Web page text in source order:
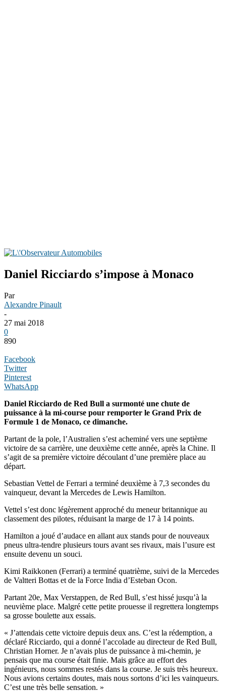
Daniel Ricciardo s’impose à Monaco
Par
Alexandre Pinault
-
27 mai 2018
0
890
Facebook
Twitter
Pinterest
WhatsApp
Daniel Ricciardo de Red Bull a surmonté une chute de
puissance à la mi-course pour remporter le Grand Prix de
Formule 1 de Monaco, ce dimanche.
Partant de la pole, l’Australien s’est acheminé vers une septième
victoire de sa carrière, une deuxième cette année, après la Chine. Il
s’agit de sa première victoire découlant d’une première place au
départ.
Sebastian Vettel de Ferrari a terminé deuxième à 7,3 secondes du
vainqueur, devant la Mercedes de Lewis Hamilton.
Vettel s’est donc légèrement approché du meneur britannique au
classement des pilotes, réduisant la marge de 17 à 14 points.
Hamilton a joué d’audace en allant aux stands pour de nouveaux
pneus ultra-tendre plusieurs tours avant ses rivaux, mais l’usure est
ensuite devenu un souci.
Kimi Raikkonen (Ferrari) a terminé quatrième, suivi de la Mercedes
de Valtteri Bottas et de la Force India d’Esteban Ocon.
Partant 20e, Max Verstappen, de Red Bull, s’est hissé jusqu’à la
neuvième place. Malgré cette petite prouesse il regrettera longtemps
sa grosse boulette aux essais.
« J’attendais cette victoire depuis deux ans. C’est la rédemption, a
déclaré Ricciardo, qui a donné l’accolade au directeur de Red Bull,
Christian Horner. Je n’avais plus de puissance à mi-chemin, je
pensais que ma course était finie. Mais grâce au effort des
ingénieurs, nous sommes restés dans la course. Je suis très heureux.
Nous avions certains doutes, mais nous sortons d’ici les vainqueurs.
C’est une très belle sensation. »